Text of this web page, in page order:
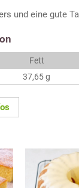
und eine gute
Fett
37,65 g